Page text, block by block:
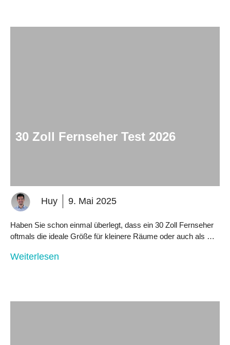
30 Zoll Fernseher Test 2026
Huy 9. Mai 2025
Haben Sie schon einmal überlegt, dass ein 30 Zoll Fernseher
oftmals die ideale Größe für kleinere Räume oder auch als …
Weiterlesen